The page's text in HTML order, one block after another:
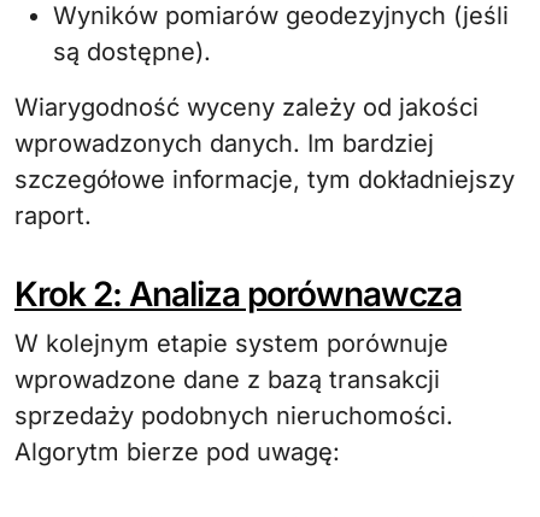
Wyników pomiarów geodezyjnych (jeśli
są dostępne).
Wiarygodność wyceny zależy od jakości
wprowadzonych danych. Im bardziej
szczegółowe informacje, tym dokładniejszy
raport.
Krok 2: Analiza porównawcza
W kolejnym etapie system porównuje
wprowadzone dane z bazą transakcji
sprzedaży podobnych nieruchomości.
Algorytm bierze pod uwagę: